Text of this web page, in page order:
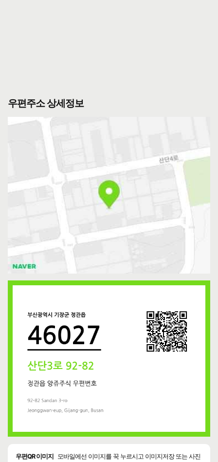
우편주소 상세정보
우편QR 이미지 모바일에선 이미지를 꾹 누르시고 이미지저장 또는 사진